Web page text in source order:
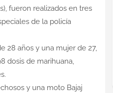
fueron realizados en tres
de la policía
28 años y una mujer de 27,
dosis de marihuana,
y una moto Bajaj